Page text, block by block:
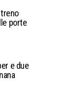
porte
e due